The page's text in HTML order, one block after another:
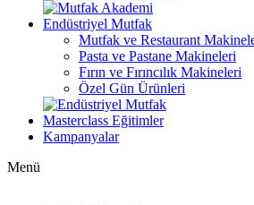
Endüstriyel Mutfak
Mutfak ve Restaurant
Pasta ve Pastane Makineleri
Fırın ve Fırıncılık Makineleri
Özel Gün Ürünleri
Masterclass Eğitimler
Kampanyalar
Menü